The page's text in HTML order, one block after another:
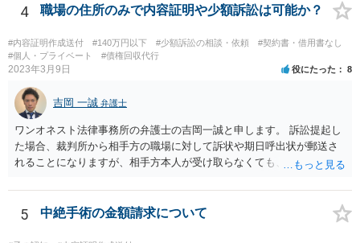
能です。 弁護士に依頼した際の費用にいては現在弁護士費用が自由化
されており法律事務所によって異なりますので、あくまで目安となり
ますが、交渉を依頼すると①着手金が請求額×8％or10万円の高い方、
②成功報酬が16％、③実費というところでしょうか。法律事務所によ
っては別途日当を請求するところもあると思います。 勝訴の見込みや
回収の見込み、私にご依頼いただいた場合の費用については、詳細を
お伺いできればお伝えさせていただきますので、宜しければ、個別に
ご連絡頂けますと幸いです。 宜しくお願い致します。
4 職場の住所のみで内容証明や少額訴訟は可能か？
#内容証明作成送付 #140万円以下 #少額訴訟の相談・依頼
#契約書・借用書なし
#個人・プライベート
#債権回収代行
2023年3月9日 役にたった 8
吉岡 一誠 弁護士
ワンオネスト法律事務所の弁護士の吉岡一誠と申します。 訴訟提起し
た場合、裁判所から相手方の職場に対して訴状や期日呼出状が郵送さ
れることになりますが、相手方本人が受け取らなくても、勤務先の他
可能性があります。 諦めずに追及を続けることで回収に至ることはま
まあるため、少額訴訟につき前向きに検討して良いかと思います。
5 中絶手術の金額請求について